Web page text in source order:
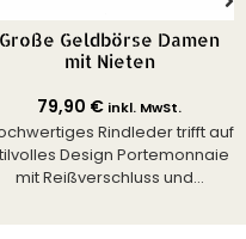
Große Geldbörse Damen
mit Nieten
79,90 € inkl. MwSt.
Rindleder trifft auf
Design Portemonnaie
mit Reißverschluss und...